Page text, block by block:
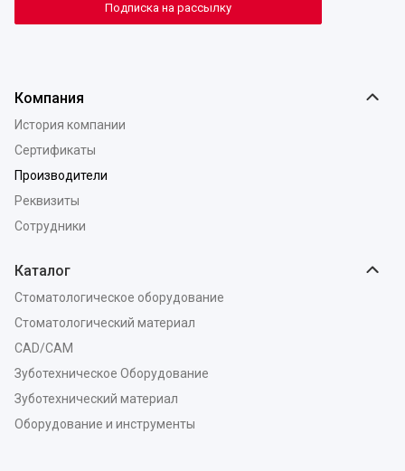
Подписка на рассылку
Компания
История компании
Сертификаты
Производители
Реквизиты
Сотрудники
Каталог
Стоматологическое оборудование
Стоматологический материал
CAD/CAM
Зуботехническое Оборудование
Зуботехнический материал
Оборудование и инструменты